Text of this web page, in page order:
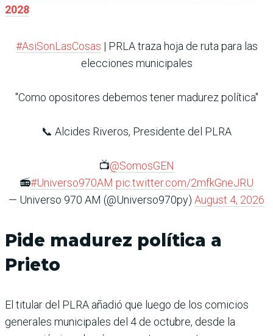
2028
#AsiSonLasCosas | PRLA traza hoja de ruta para las
elecciones municipales
"Como opositores debemos tener madurez política"
📞 Alcides Riveros, Presidente del PLRA
📺@SomosGEN
📻#Universo970AM pic.twitter.com/2mfkGneJRU
— Universo 970 AM (@Universo970py) August 4, 2026
Pide madurez política a
Prieto
El titular del PLRA añadió que luego de los comicios
generales municipales del 4 de octubre, desde la